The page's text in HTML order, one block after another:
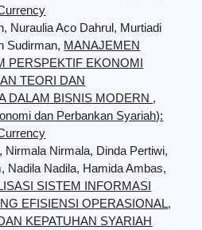
Nuraulia Aco Dahrul, Murtiadi
Sudirman, MANAJEMEN
PERSPEKTIF EKONOMI
TEORI DAN
DALAM BISNIS MODERN ,
dan Perbankan Syariah):
Nirmala Nirmala, Dinda Pertiwi,
Nadila Nadila, Hamida Ambas,
SISTEM INFORMASI
EFISIENSI OPERASIONAL,
KEPATUHAN SYARIAH